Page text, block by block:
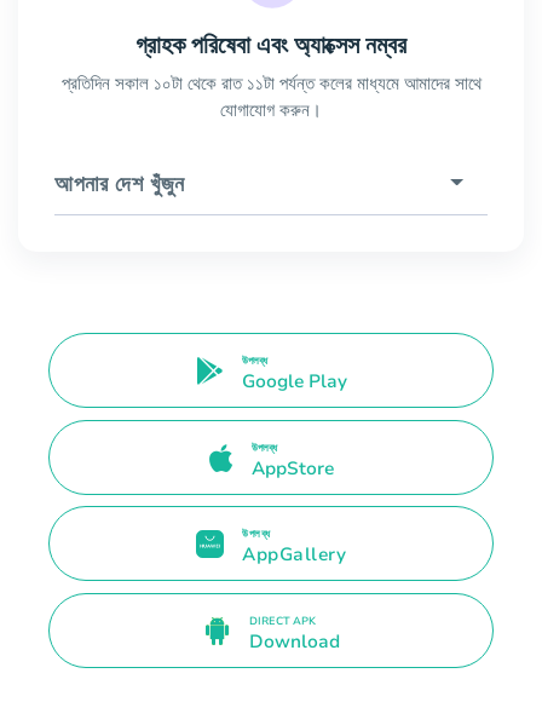
গ্রাহক পরিষেবা এবং অ্যাক্সেস নম্বর
প্রতিদিন সকাল ১০টা থেকে রাত ১১টা পর্যন্ত কলের মাধ্যমে আমাদের সাথে
যোগাযোগ করুন।
আপনার দেশ খুঁজুন
উপলব্ধ
Google Play
উপলব্ধ
AppStore
উপলব্ধ
AppGallery
DIRECT APK
Download